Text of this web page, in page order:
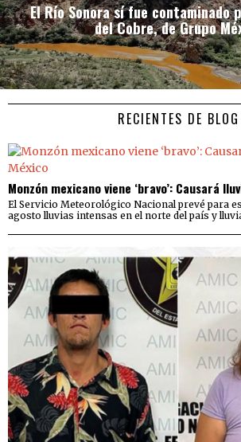
El Río Sonora sí fue contaminado
del Cobre, de Grupo
RECIENTES DE BLOG
Monzón mexicano viene ‘bravo’: Causará
El Servicio Meteorológico Nacional prevé para
agosto lluvias intensas en el norte del país y